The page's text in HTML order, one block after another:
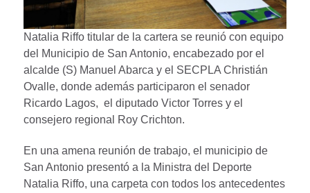
Natalia Riffo titular de la cartera se reunió con equipo
del Municipio de San Antonio, encabezado por el
alcalde (S) Manuel Abarca y el SECPLA Christián
Ovalle, donde además participaron el senador
Ricardo Lagos, el diputado Victor Torres y el
consejero regional Roy Crichton.
En una amena reunión de trabajo, el municipio de
San Antonio presentó a la Ministra del Deporte
Natalia Riffo, una carpeta con todos los antecedentes